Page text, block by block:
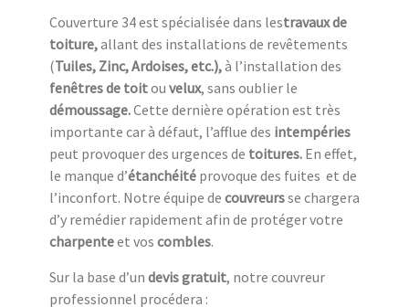
Couverture 34 est spécialisée dans lestravaux de
toiture,allant des installations de revêtements
(Tuiles, Zinc, Ardoises, etc.),à l’installation des
fenêtres de toitou velux, sans oublier le
démoussage.Cette dernière opération est très
importante car à défaut, l’afflue des intempéries
peut provoquer des urgences de toitures. En effet,
le manque d’étanchéité provoque des fuites et de
l’inconfort. Notre équipe de couvreursse chargera
d’y remédier rapidement afin de protéger votre
charpenteet vos combles.
Sur la base d’un devis gratuit, notre couvreur
professionnel procédera :